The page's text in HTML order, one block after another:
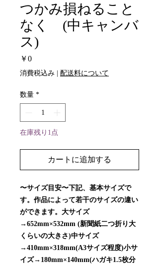
つかみ損ねること
なく (中キャンバ
ス)
￥0価
格
消費税込み | 配送料について
数量 *
在庫残り1点
カートに追加する
〜サイズ目安〜下記、基本サイズで
す。作品によって若干のサイズの違い
ができます。大サイズ
→652mm×532mm (新聞紙二つ折り大
くらいの大きさ)中サイズ
→410mm×318mm(A3サイズ程度)小サ
イズ→180mm×140mm(ハガキ1.5枚分